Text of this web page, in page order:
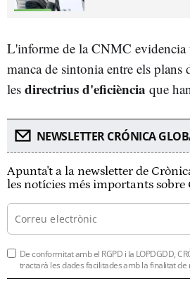
L'informe de la CNMC evidencia
manca de sintonia entre els
les directrius d'eficiència que
NEWSLETTER CRÓNICA
Apunta't a la newsletter de
les notícies més importants sobre
De conformitat amb el RGPD i la LOPDGDD,
tractarà les dades facilitades amb la finalitat